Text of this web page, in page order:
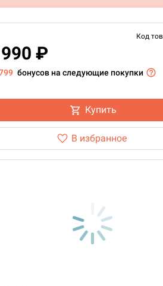
Код
₽
бонусов на следующие покупки
Купить
В избранное